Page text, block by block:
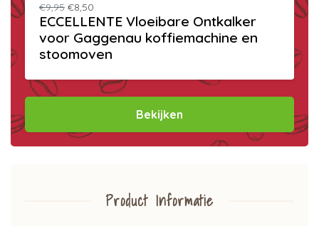
€9,95 €8,50
ECCELLENTE Vloeibare Ontkalker
voor Gaggenau koffiemachine en
stoomoven
Bekijken
Product Informatie